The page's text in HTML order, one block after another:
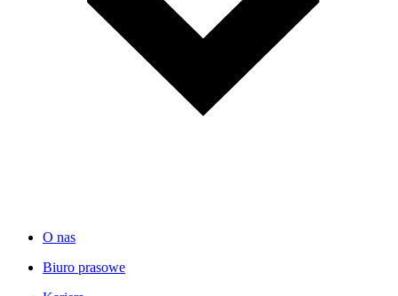
O nas
Biuro prasowe